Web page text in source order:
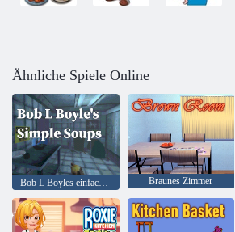
Ähnliche Spiele Online
Bob L Boyles einfache Suppen Braunes Zimmer